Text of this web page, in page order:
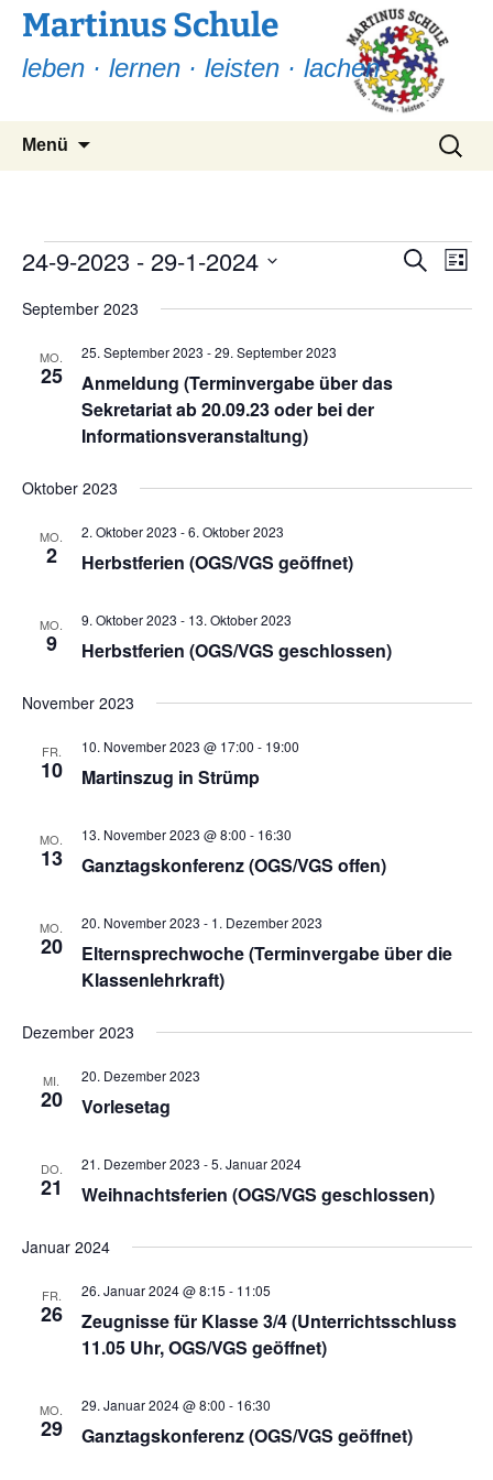
Martinus Schule
leben · lernen · leisten · lachen
Menü
Suchen
nach:
Veranstaltungen Suche
Liste
24-9-2023 - 29-1-2024
wählen.
September 2023
MO.
25
Anmeldung (Terminvergabe über das
Sekretariat ab 20.09.23 oder bei der
Informationsveranstaltung)
25. September 2023 -29. September 2023
Oktober 2023
MO.
2 Herbstferien (OGS/VGS geöffnet)
2. Oktober 2023 -6. Oktober 2023
MO.
9 Herbstferien (OGS/VGS geschlossen)
9. Oktober 2023 - 13. Oktober 2023
November 2023
FR.
10 Martinszug in Strümp
10. November 2023 @ 17:00 - 19:00
MO.
13 Ganztagskonferenz (OGS/VGS offen)
13. November 2023 @ 8:00 - 16:30
MO.
20
Elternsprechwoche (Terminvergabe über die
Klassenlehrkraft)
20. November 2023 - 1. Dezember 2023
Dezember 2023
MI.
20 Vorlesetag
20. Dezember 2023
DO.
21 Weihnachtsferien (OGS/VGS geschlossen)
21. Dezember 2023 -5. Januar 2024
Januar 2024
FR.
26
Zeugnisse für Klasse 3/4 (Unterrichtsschluss
11.05 Uhr, OGS/VGS geöffnet)
26. Januar 2024 @ 8:15 - 11:05
MO.
29 Ganztagskonferenz (OGS/VGS geöffnet)
29. Januar 2024 @ 8:00 - 16:30